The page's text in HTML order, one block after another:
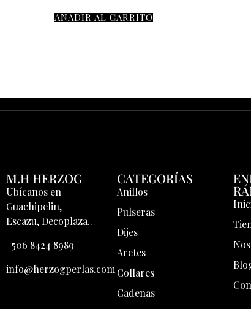
AÑADIR AL CARRITO
M.H HERZOG
Ubícanos en
Guachipelin,
Escazu, Decoplaza..
+506 8424 8989
info@herzogperlas.com
CATEGORÍAS
Anillos
Pulseras
Dijes
Aretes
Collares
Cadenas